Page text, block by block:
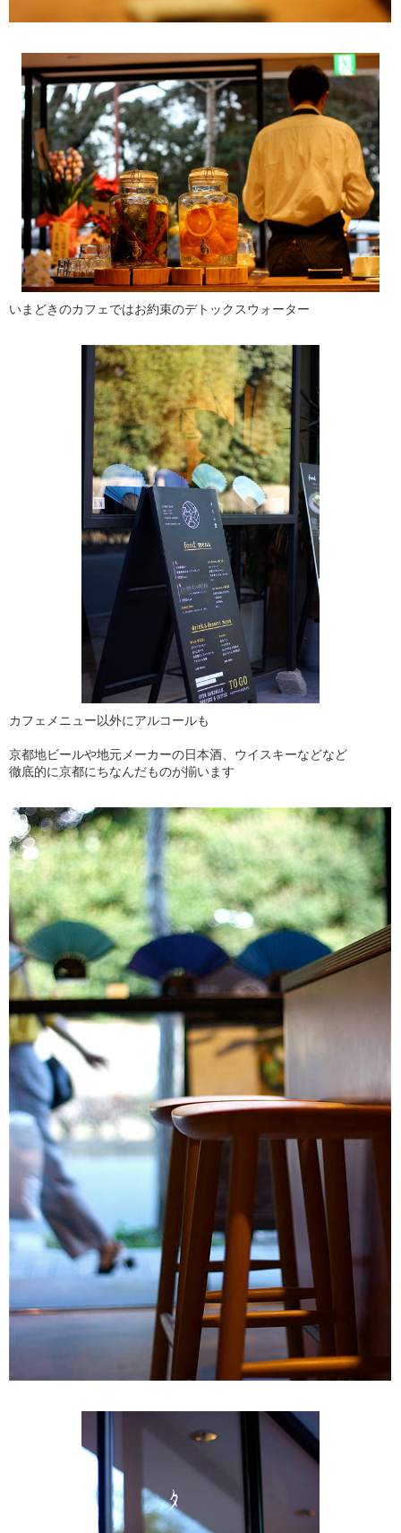
いまどきのカフェではお約束のデトックスウォーター
カフェメニュー以外にアルコールも
京都地ビールや地元メーカーの日本酒、ウイスキーなどなど
徹底的に京都にちなんだものが揃います